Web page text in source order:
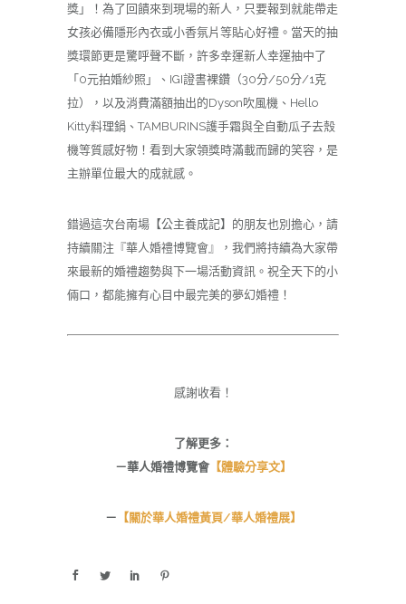
獎」！為了回饋來到現場的新人，只要報到就能帶走
女孩必備隱形內衣或小香氛片等貼心好禮。當天的抽
獎環節更是驚呼聲不斷，許多幸運新人幸運抽中了
「0元拍婚紗照」、IGI證書裸鑽（30分/50分/1克
拉），以及消費滿額抽出的Dyson吹風機、Hello
Kitty料理鍋、TAMBURINS護手霜與全自動瓜子去殼
機等質感好物！看到大家領獎時滿載而歸的笑容，是
主辦單位最大的成就感。
錯過這次台南場【公主養成記】的朋友也別擔心，請
持續關注『華人婚禮博覽會』，我們將持續為大家帶
來最新的婚禮趨勢與下一場活動資訊。祝全天下的小
倆口，都能擁有心目中最完美的夢幻婚禮！
感謝收看！
了解更多：
－華人婚禮博覽會【體驗分享文】
－ 【關於華人婚禮黃頁/華人婚禮展】